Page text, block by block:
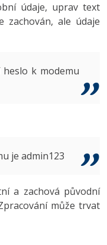
údaje, uprav text
zachován, ale údaje
k modemu
je admin123
a zachová původní
může trvat